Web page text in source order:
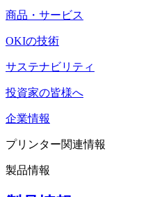
商品・サービス
OKIの技術
サステナビリティ
投資家の皆様へ
企業情報
プリンター関連情報
製品情報